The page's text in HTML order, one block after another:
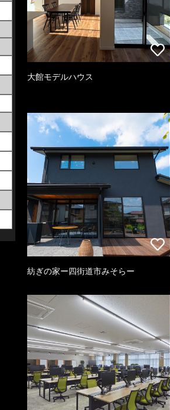
大館モデルハウス
紡ぎの家ー四街道市みそらー